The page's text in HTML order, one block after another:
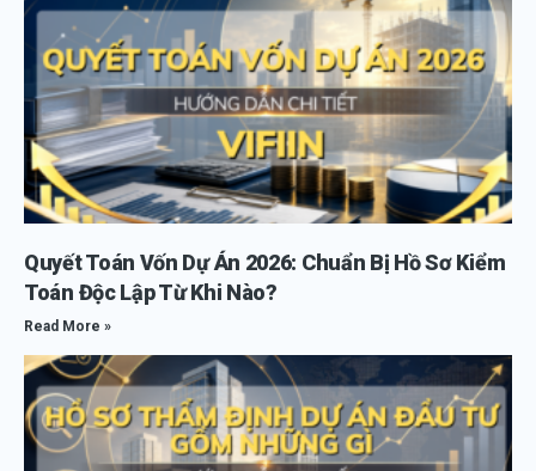
Quyết Toán Vốn Dự Án 2026: Chuẩn Bị Hồ Sơ Kiểm
Toán Độc Lập Từ Khi Nào?
Read More »